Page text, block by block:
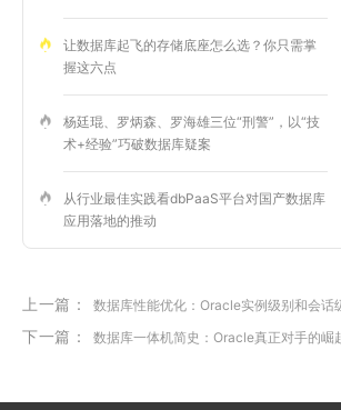
让数据库起飞的存储底座怎么选？你只需掌
握这六点
杨廷琨、罗炳森、罗海雄三位“刑警”，以“技
术+经验”巧破数据库疑案
从行业最佳实践看dbPaaS平台对国产数据库
应用落地的推动
上一篇： 数据库性能优化：Oracle实例级别和会话
下一篇： 数据库一体机简史：Oracle真正对手的崛